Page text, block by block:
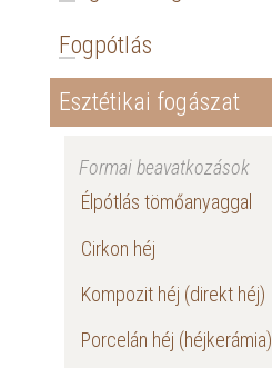
Fogpótlás
Esztétikai fogászat
Formai beavatkozások
Élpótlás tömőanyaggal
Cirkon héj
Kompozit héj (direkt héj)
Porcelán héj (héjkerámia)